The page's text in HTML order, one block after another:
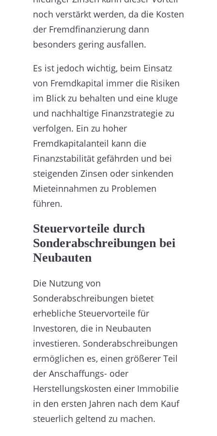
noch verstärkt werden, da die Kosten
der Fremdfinanzierung dann
besonders gering ausfallen.
Es ist jedoch wichtig, beim Einsatz
von Fremdkapital immer die Risiken
im Blick zu behalten und eine kluge
und nachhaltige Finanzstrategie zu
verfolgen. Ein zu hoher
Fremdkapitalanteil kann die
Finanzstabilität gefährden und bei
steigenden Zinsen oder sinkenden
Mieteinnahmen zu Problemen
führen.
Steuervorteile durch
Sonderabschreibungen bei
Neubauten
Die Nutzung von
Sonderabschreibungen bietet
erhebliche Steuervorteile für
Investoren, die in Neubauten
investieren. Sonderabschreibungen
ermöglichen es, einen größerer Teil
der Anschaffungs- oder
Herstellungskosten einer Immobilie
in den ersten Jahren nach dem Kauf
steuerlich geltend zu machen.